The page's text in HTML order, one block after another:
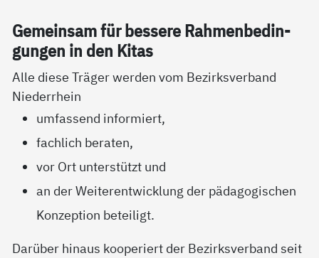
Ge­mein­sam für bes­se­re Rah­men­be­din­
gun­gen in den Ki­tas
Alle diese Träger werden vom Bezirksverband
Niederrhein
umfassend informiert,
fachlich beraten,
vor Ort unterstützt und
an der Weiterentwicklung der pädagogischen
Konzeption beteiligt.
Darüber hinaus kooperiert der Bezirksverband seit